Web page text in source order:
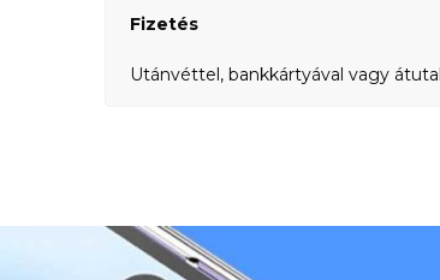
Fizetés
Utánvéttel, bankkártyával vagy